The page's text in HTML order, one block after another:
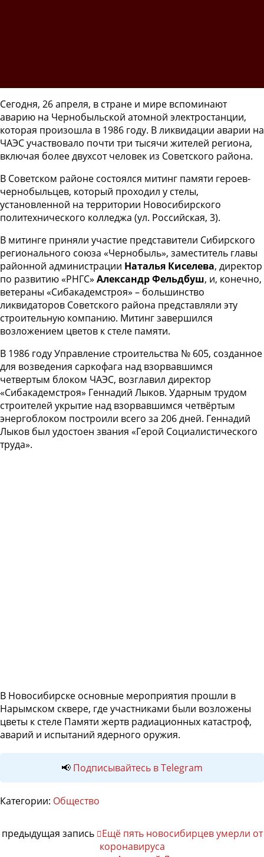
Сегодня, 26 апреля, в стране и мире вспоминают
аварию на Чернобыльской атомной электростанции,
которая произошла в 1986 году. В ликвидации аварии на
ЧАЭС участвовало почти три тысячи жителей региона,
включая более двухсот человек из Советского района.
В Советском районе состоялся митинг памяти героев-
чернобыльцев, который проходил у стелы,
установленной на территории Новосибирского
политехнического колледжа (ул. Российская, 3).
В митинге приняли участие представители Сибирского
регионального союза «Чернобыль», заместитель главы
районной администрации Наталья Киселева, директор
по развитию «РНГС» Александр Фельдбуш, и, конечно,
ветераны «Сибакадемстроя» – большинство
ликвидаторов Советского района представляли эту
строительную компанию. Митинг завершился
возложением цветов к стеле памяти.
В 1986 году Управление строительства № 605, созданное
для возведения саркофага над взорвавшимся
четвертым блоком ЧАЭС, возглавил директор
«Сибакадемстроя» Геннадий Лыков. Ударным трудом
строителей укрытие над взорвавшимся четвёртым
энергоблоком построили всего за 206 дней. Геннадий
Лыков был удостоен звания «Герой Социалистического
труда».
В Новосибирске основные мероприятия прошли в
Нарымском сквере, где участниками были возложены
цветы к стеле Памяти жертв радиационных катастроф,
аварий и испытаний ядерного оружия.
📢 Подписывайтесь в Telegram
Категории: Общество
предыдущая запись
Ещё пять новосибирцев умерли от
коронавируса